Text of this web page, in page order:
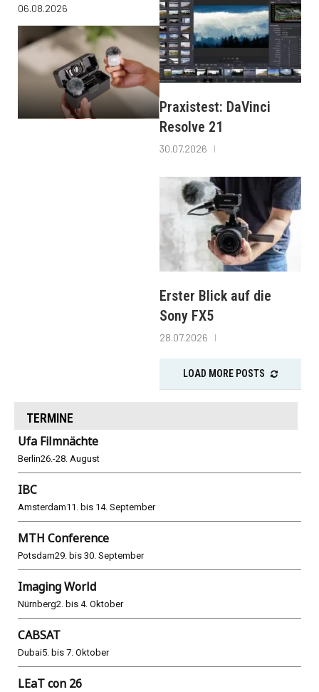
06.08.2026
Praxistest: DaVinci
Resolve 21
30.07.2026
Erster Blick auf die
Sony FX5
28.07.2026
LOAD MORE POSTS
TERMINE
Ufa Filmnächte
Berlin26.-28. August
IBC
Amsterdam11. bis 14. September
MTH Conference
Potsdam29. bis 30. September
Imaging World
Nürnberg2. bis 4. Oktober
CABSAT
Dubai5. bis 7. Oktober
LEaT con 26